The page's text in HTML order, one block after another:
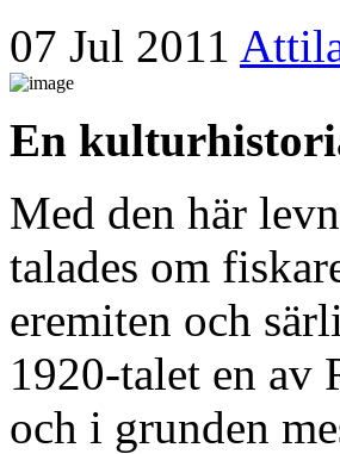
07 Jul 2011
En
Med den här
talades om
eremiten och
1920-talet en av
och i grunden